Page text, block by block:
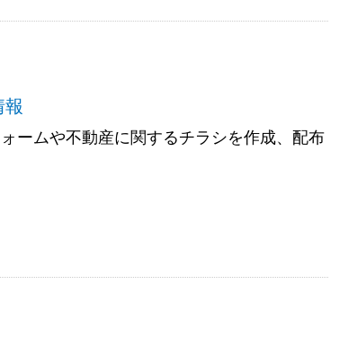
報
ームや不動産に関するチラシを作成、配布